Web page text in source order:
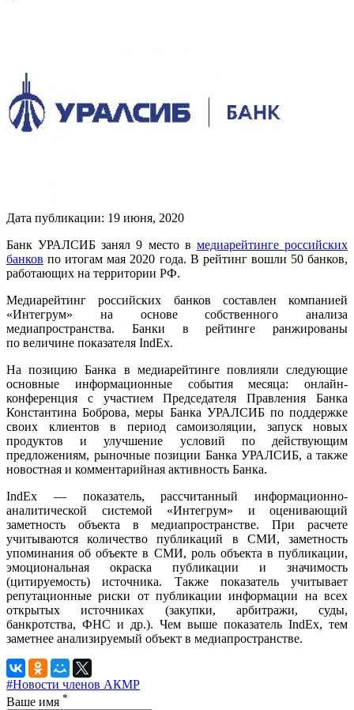
Дата публикации: 19 июня, 2020
Банк УРАЛСИБ занял 9 место в медиарейтинге российских
банков по итогам мая 2020 года. В рейтинг вошли 50 банков,
работающих на территории РФ.
Медиарейтинг российских банков составлен компанией
«Интегрум» на основе собственного анализа
медиапространства. Банки в рейтинге ранжированы
по величине показателя IndEx.
На позицию Банка в медиарейтинге повлияли следующие
основные информационные события месяца: онлайн-
конференция с участием Председателя Правления Банка
Константина Боброва, меры Банка УРАЛСИБ по поддержке
своих клиентов в период самоизоляции, запуск новых
продуктов и улучшение условий по действующим
предложениям, рыночные позиции Банка УРАЛСИБ, а также
новостная и комментарийная активность Банка.
IndEx — показатель, рассчитанный информационно-
аналитической системой «Интегрум» и оценивающий
заметность объекта в медиапространстве. При расчете
учитываются количество публикаций в СМИ, заметность
упоминания об объекте в СМИ, роль объекта в публикации,
эмоциональная окраска публикации и значимость
(цитируемость) источника. Также показатель учитывает
репутационные риски от публикации информации на всех
открытых источниках (закупки, арбитражи, суды,
банкротства, ФНС и др.). Чем выше показатель IndEx, тем
заметнее анализируемый объект в медиапространстве.
#Новости членов АКМР
Ваше имя *